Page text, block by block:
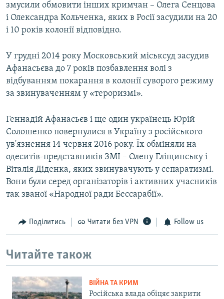
змусили обмовити інших кримчан – Олега Сенцова
і Олександра Кольченка, яких в Росії засудили на 20
і 10 років колонії відповідно.
У грудні 2014 року Московський міськсуд засудив
Афанасьєва до 7 років позбавлення волі з
відбуванням покарання в колонії суворого режиму
за звинуваченням у «тероризмі».
Геннадій Афанасьєв і ще один українець Юрій
Солошенко повернулися в Україну з російського
ув'язнення 14 червня 2016 року. Їх обміняли на
одеситів-представників ЗМІ – Олену Гліщинську і
Віталія Діденка, яких звинувачують у сепаратизмі.
Вони були серед організаторів і активних учасників
так званої «Народної ради Бессарабії».
Поділитись Читати без VPN Follow us
Читайте також
ВІЙНА ТА КРИМ
Російська влада обіцяє закрити